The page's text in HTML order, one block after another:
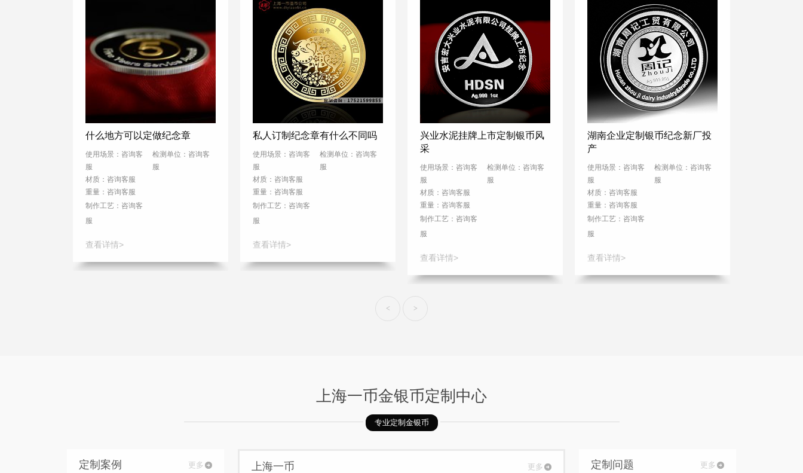
什么地方可以定做纪念章
使用场景：咨询客
服
材质：咨询客服
重量：咨询客服
制作工艺： 咨询客
服
检测单位：咨询客
服
查看详情>
私人订制纪念章有什么不同吗
使用场景：咨询客
服
材质：咨询客服
重量：咨询客服
制作工艺： 咨询客
服
检测单位：咨询客
服
查看详情>
兴业水泥挂牌上市定制银币风
采
使用场景：咨询客
服
材质：咨询客服
重量：咨询客服
制作工艺： 咨询客
服
检测单位：咨询客
服
查看详情>
湖南企业定制银币纪念新厂投
产
使用场景：咨询客
服
材质：咨询客服
重量：咨询客服
制作工艺： 咨询客
服
检测单位：咨询客
服
查看详情>
< >
上海一币金银币定制中心
专业定制金银币
更多
定制案例 更多
上海一币 更多
定制问题